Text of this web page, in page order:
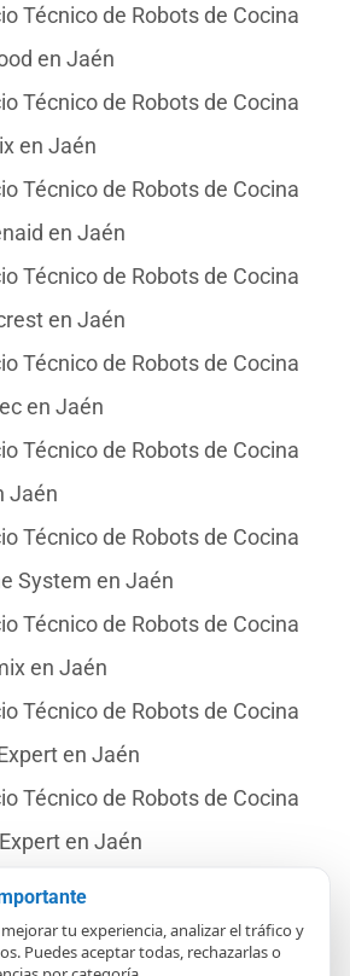
Técnico de Robots de Cocina
en Jaén
Técnico de Robots de Cocina
en Jaén
Técnico de Robots de Cocina
en Jaén
Técnico de Robots de Cocina
en Jaén
Técnico de Robots de Cocina
en Jaén
Técnico de Robots de Cocina
Jaén
Técnico de Robots de Cocina
System en Jaén
Técnico de Robots de Cocina
en Jaén
Técnico de Robots de Cocina
en Jaén
Técnico de Robots de Cocina
en Jaén
Técnico de Robots de Cocina
Mambo en Jaén
tu experiencia, analizar el tráfico y
Puedes aceptar todas, rechazarlas o